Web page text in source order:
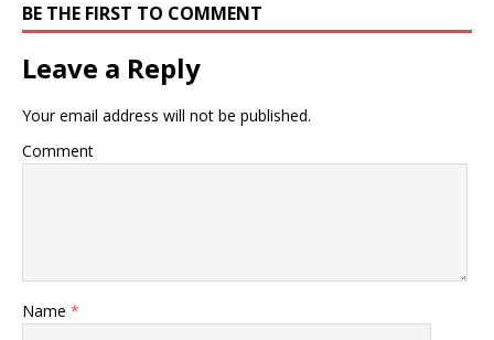
BE THE FIRST TO COMMENT
Leave a Reply
Your email address will not be published.
Comment
Name *